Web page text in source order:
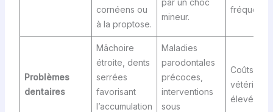
cornéens ou
à la proptose.
mineur.
fréquents.
Problèmes
dentaires
Mâchoire
étroite, dents
serrées
favorisant
l’accumulation
Maladies
parodontales
précoces,
interventions
sous
Coûts
élevés.